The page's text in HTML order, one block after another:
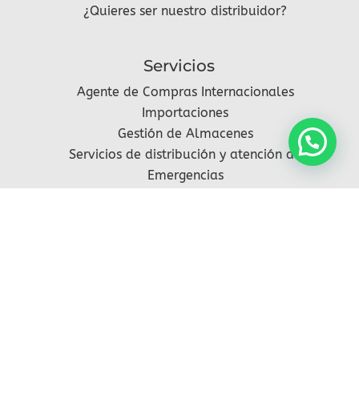
¿Quieres ser nuestro distribuidor?
Servicios
Agente de Compras Internacionales
Importaciones
Gestión de Almacenes
Servicios de distribución y atención de
Emergencias